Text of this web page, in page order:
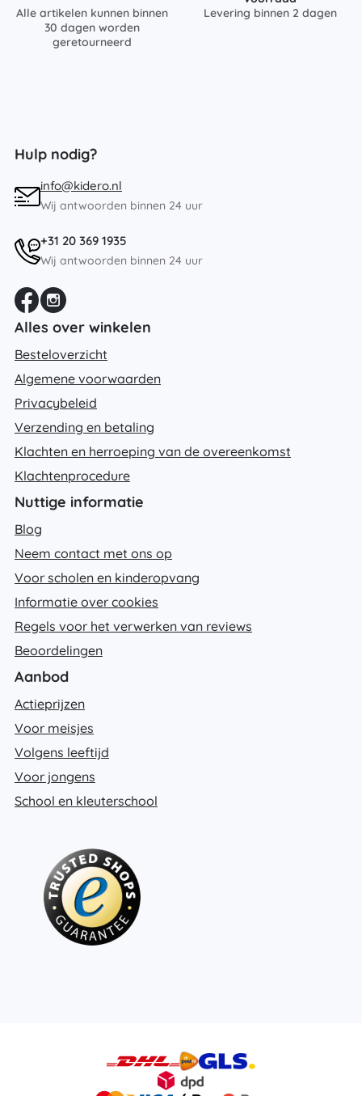
Alle artikelen kunnen binnen
30 dagen worden
geretourneerd
Levering binnen 2 dagen
Hulp nodig?
info@kidero.nl
Wij antwoorden binnen 24 uur
+31 20 369 1935
Wij antwoorden binnen 24 uur
Alles over winkelen
Besteloverzicht
Algemene voorwaarden
Privacybeleid
Verzending en betaling
Klachten en herroeping van de overeenkomst
Klachtenprocedure
Nuttige informatie
Blog
Neem contact met ons op
Voor scholen en kinderopvang
Informatie over cookies
Regels voor het verwerken van reviews
Beoordelingen
Aanbod
Actieprijzen
Voor meisjes
Volgens leeftijd
Voor jongens
School en kleuterschool